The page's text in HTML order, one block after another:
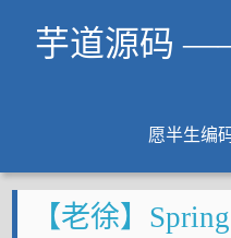
芋道源码
愿半生编
文章
知识星球
【老徐】